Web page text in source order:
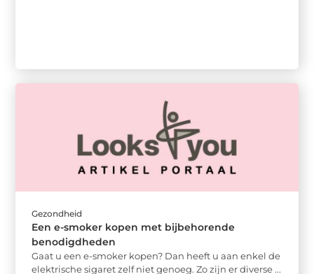
Gezondheid
Een e-smoker kopen met bijbehorende
benodigdheden
Gaat u een e-smoker kopen? Dan heeft u aan enkel de
elektrische sigaret zelf niet genoeg. Zo zijn er diverse ...